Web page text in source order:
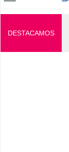
DESTACAMOS